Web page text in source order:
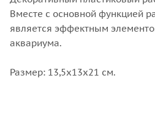
Вместе с основной функцией
является эффектным
аквариума.
Размер: 13,5х13х21 см.